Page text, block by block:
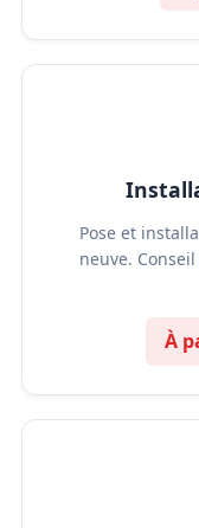
Pose et
neuve.
À